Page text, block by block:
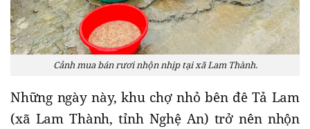
Cảnh mua bán rươi nhộn nhịp tại xã Lam Thành.
Những ngày này, khu chợ nhỏ bên đê Tả Lam
(xã Lam Thành, tỉnh Nghệ An) trở nên nhộn